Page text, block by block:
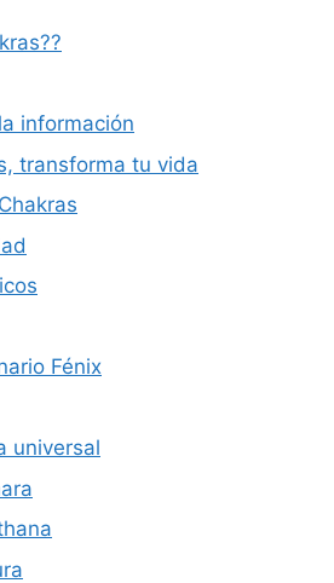
información
transforma tu vida
Fénix
universal